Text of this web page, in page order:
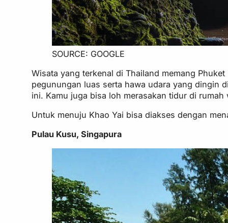
SOURCE: GOOGLE
Wisata yang terkenal di Thailand memang
pegunungan luas serta hawa udara yang dingin
ini. Kamu juga bisa loh merasakan tidur di rumah
Untuk menuju Khao Yai bisa diakses dengan
Pulau Kusu, Singapura